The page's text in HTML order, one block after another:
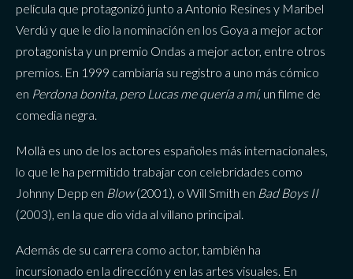
película que protagonizó junto a Antonio Resines y Maribel
Verdú y que le dio la nominación en los Goya a mejor actor
protagonista y un premio Ondas a mejor actor, entre otros
premios. En 1999 cambiaría su registro a uno más cómico
en Perdona bonita, pero Lucas me quería a mí, un filme de
comedia negra.
Mollà es uno de los actores españoles más internacionales,
lo que le ha permitido trabajar con celebridades como
Johnny Depp en Blow(2001), o Will Smith en Bad Boys II
(2003), en la que dio vida al villano principal.
Además de su carrera como actor, también ha
incursionado en la dirección y en las artes visuales. En